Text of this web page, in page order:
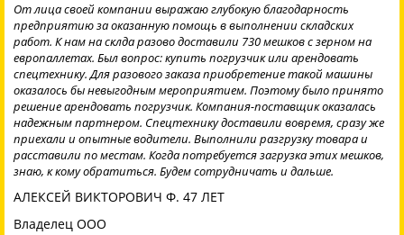
От лица своей компании выражаю глубокую благодарность
предприятию за оказанную помощь в выполнении складских
работ. К нам на склда разово доставили 730 мешков с зерном на
европаллетах. Был вопрос: купить погрузчик или арендовать
спецтехнику. Для разового заказа приобретение такой машины
оказалось бы невыгодным мероприятием. Поэтому было принято
решение арендовать погрузчик. Компания-поставщик оказалась
надежным партнером. Спецтехнику доставили вовремя, сразу же
приехали и опытные водители. Выполнили разгрузку товара и
расставили по местам. Когда потребуется загрузка этих мешков,
знаю, к кому обратиться. Будем сотрудничать и дальше.
АЛЕКСЕЙ ВИКТОРОВИЧ Ф. 47 ЛЕТ
Владелец ООО